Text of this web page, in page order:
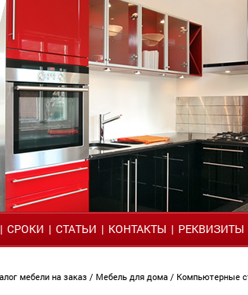
| СРОКИ | СТАТЬИ | КОНТАКТЫ | РЕКВИЗИТЫ
мебели на заказ / Мебель для дома / Компьютерные